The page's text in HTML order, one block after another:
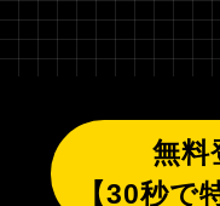
無料
【30秒で